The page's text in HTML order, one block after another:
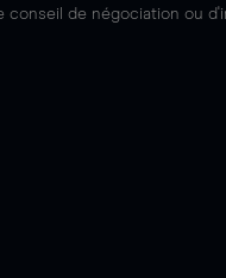
de négociation ou